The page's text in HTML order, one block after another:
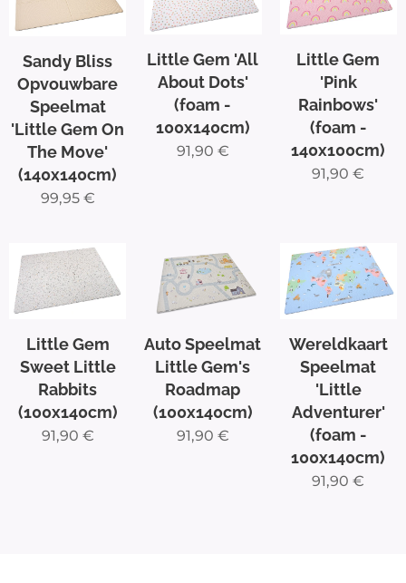
Sandy Bliss
Opvouwbare
Speelmat
'Little Gem On
The Move'
(140x140cm)
99,95€
Little Gem 'All
About Dots'
(foam -
100x140cm)
91,90 €
Little Gem
'Pink
Rainbows'
(foam -
140x100cm)
91,90 €
Little Gem
Sweet Little
Rabbits
(100x140cm)
91,90 €
Auto Speelmat
Little Gem's
Roadmap
(100x140cm)
91,90 €
Wereldkaart
Speelmat
'Little
Adventurer'
(foam -
100x140cm)
91,90 €